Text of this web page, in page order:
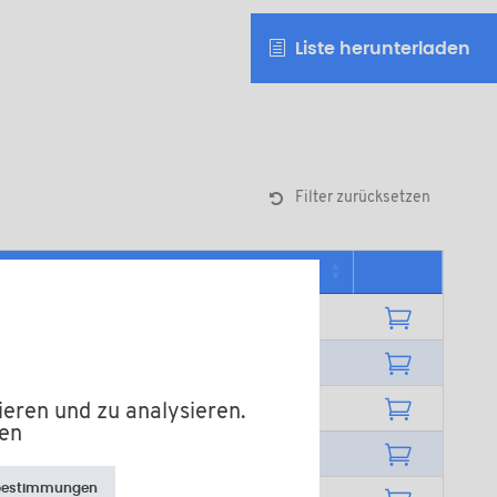
Liste herunterladen
Filter zurücksetzen
und zu analysieren.